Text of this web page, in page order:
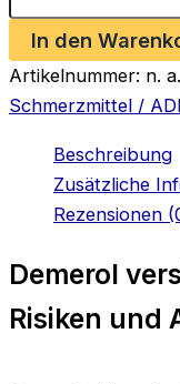
In den
Artikelnummer: n. a.
Schmerzmittel /
Beschreibung
Zusätzliche
Rezensionen
Demerol
Risiken und